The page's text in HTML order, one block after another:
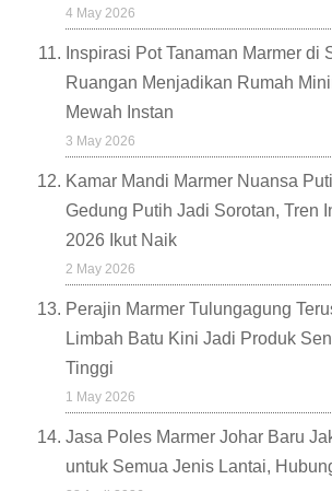
4 May 2026
Inspirasi Pot Tanaman Marmer di
Ruangan Menjadikan Rumah
Mewah Instan
3 May 2026
Kamar Mandi Marmer Nuansa
Gedung Putih Jadi Sorotan, Tren
2026 Ikut Naik
2 May 2026
Perajin Marmer Tulungagung
Limbah Batu Kini Jadi Produk
Tinggi
1 May 2026
Jasa Poles Marmer Johar Baru
untuk Semua Jenis Lantai,